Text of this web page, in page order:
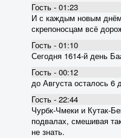
Гость - 01:23
И с каждым новым
скрепоносцам всё
Гость - 01:10
Сегодня 1614-й день
Гость - 00:12
до Августа осталось 6
Гость - 22:44
Чурбк-Чмеки и Кутак-
подвалах, смешивая
не знать.